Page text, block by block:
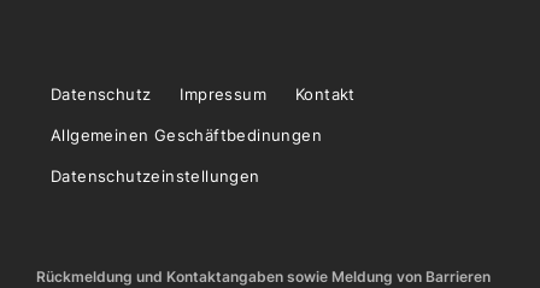
Datenschutz Impressum Kontakt
Allgemeinen Geschäftbedinungen
Datenschutzeinstellungen
Rückmeldung und Kontaktangaben sowie Meldung von Barrieren